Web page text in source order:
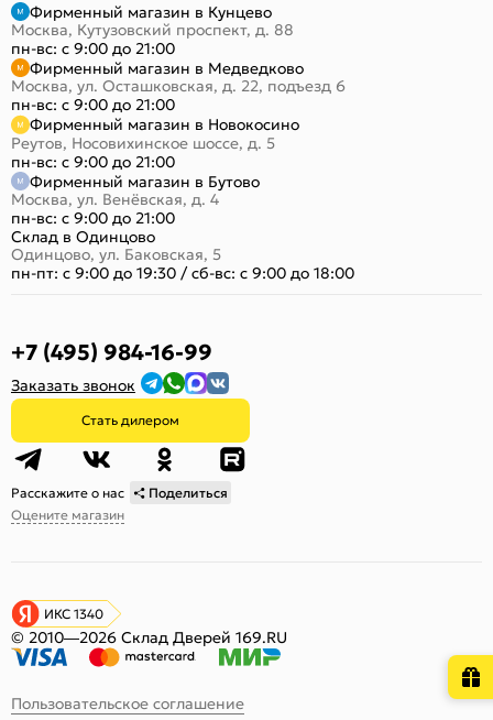
Фирменный магазин в Кунцево
Москва, Кутузовский проспект, д. 88
пн-вс: с 9:00 до 21:00
Фирменный магазин в Медведково
Москва, ул. Осташковская, д. 22, подъезд 6
пн-вс: с 9:00 до 21:00
Фирменный магазин в Новокосино
Реутов, Носовихинское шоссе, д. 5
пн-вс: с 9:00 до 21:00
Фирменный магазин в Бутово
Москва, ул. Венёвская, д. 4
пн-вс: с 9:00 до 21:00
Склад в Одинцово
Одинцово, ул. Баковская, 5
пн-пт: с 9:00 до 19:30 /сб-вс: с 9:00 до 18:00
+7 (495) 984-16-99
Заказать звонок
Стать дилером
Расскажите о нас
Поделиться
Оцените магазин
ИКС 1340
© 2010—2026 Склад Дверей 169.RU
Пользовательское соглашение